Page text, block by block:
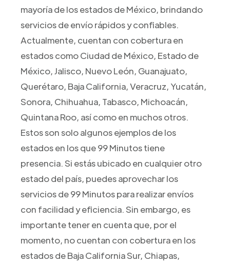
mayoría de los estados de México, brindando
servicios de envío rápidos y confiables.
Actualmente, cuentan con cobertura en
estados como Ciudad de México, Estado de
México, Jalisco, Nuevo León, Guanajuato,
Querétaro, Baja California, Veracruz, Yucatán,
Sonora, Chihuahua, Tabasco, Michoacán,
Quintana Roo, así como en muchos otros.
Estos son solo algunos ejemplos de los
estados en los que 99 Minutos tiene
presencia. Si estás ubicado en cualquier otro
estado del país, puedes aprovechar los
servicios de 99 Minutos para realizar envíos
con facilidad y eficiencia. Sin embargo, es
importante tener en cuenta que, por el
momento, no cuentan con cobertura en los
estados de Baja California Sur, Chiapas,